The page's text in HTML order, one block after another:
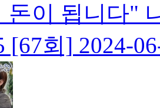
돈이 됩니다"
[67회] 2024-